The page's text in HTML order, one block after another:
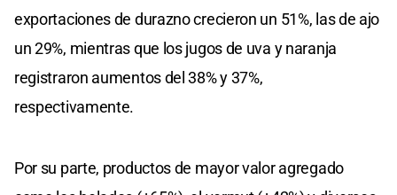
exportaciones de durazno crecieron un 51%, las de ajo
un 29%, mientras que los jugos de uva y naranja
registraron aumentos del 38% y 37%,
respectivamente.
Por su parte, productos de mayor valor agregado